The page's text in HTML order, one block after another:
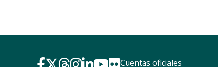
Cuentas oficiales